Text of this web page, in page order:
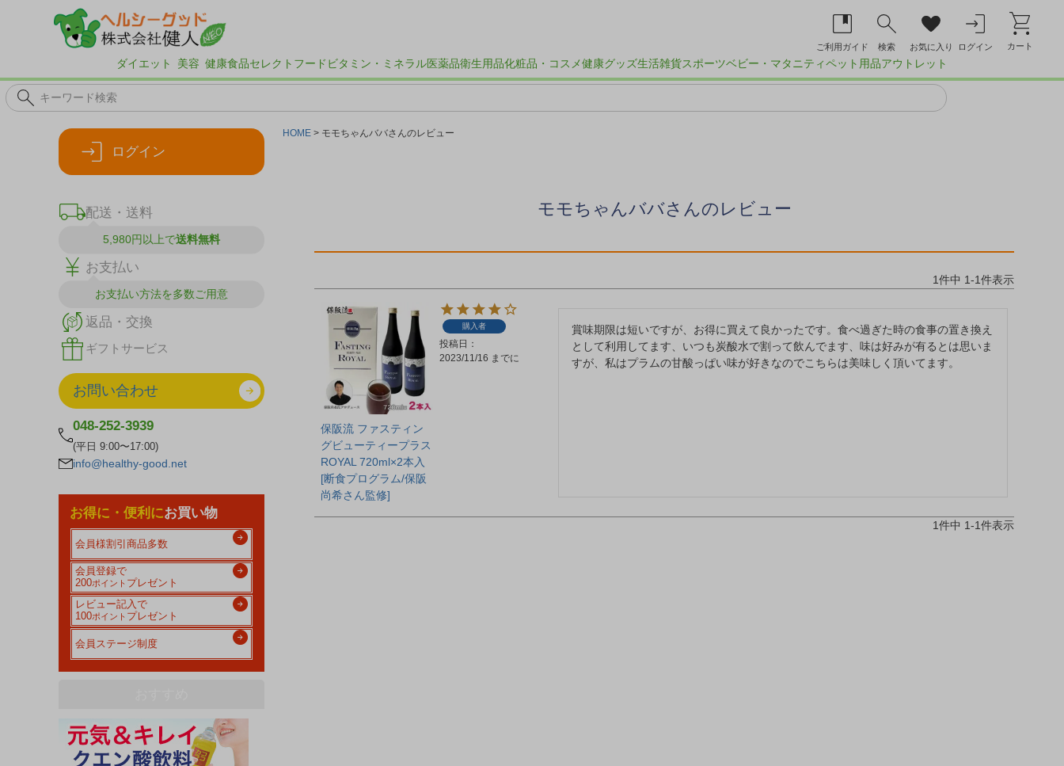
ご利用ガイド 検索 お気に入り ログイン カート
ダイエット 美容 健康食品セレクトフード ビタミン・ミネラル医薬品衛生用品化粧品・コスメ健康グッズ生活雑貨スポーツベビー・マタニティペット用品アウトレット
ログイン
配送・送料
5,980円以上で送料無料
お支払い
お支払い方法を多数ご用意
返品・交換
ギフトサービス
お問い合わせ
048-252-3939
(平日 9:00〜17:00)
info@healthy-good.net
お得に・便利にお買い物
会員様割引商品多数
会員登録で
200ポイント プレゼント
レビュー記入で
100ポイント プレゼント
会員ステージ制度
HOME モモちゃんババさんのレビュー
モモちゃんババさんのレビュー
1件中 1-1件表示
保阪流 ファスティン
グビューティープラス
ROYAL 720ml×2本入
[断食プログラム/保阪
尚希さん監修]
購入者
投稿日
2023/11/16
賞味期限は短いですが、お得に買えて良かったです。食べ過ぎた時の食事の置き換え
として利用してます、いつも炭酸水で割って飲んでます、味は好みが有るとは思いま
すが、私はプラムの甘酸っぱい味が好きなのでこちらは美味しく頂いてます。
1件中 1-1件表示